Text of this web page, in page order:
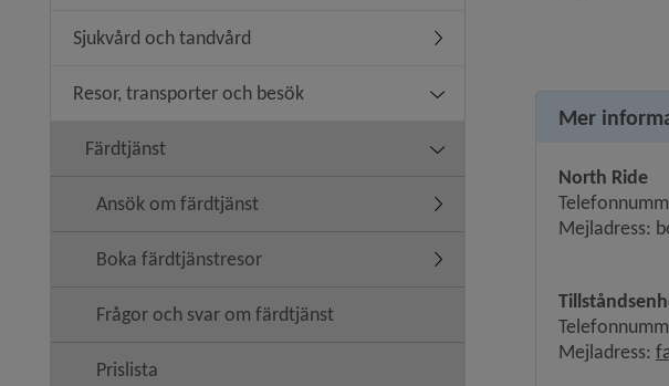
Sjukvård och tandvård Undermeny för Sjukvård och tandvård
Resor, transporter och besök Undermeny för Resor, transporter
Färdtjänst Undermeny för Färdtjänst
Ansök om färdtjänst Undermeny för Ansök om färdtjänst
Boka färdtjänstresor Undermeny för Boka färdtjänstresor
Frågor och svar om färdtjänst
Prislista
Mer
North Ride
Mejladress:
Mejladress: